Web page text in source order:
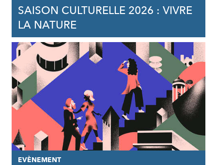
SAISON CULTURELLE 2026 : VIVRE
LA NATURE
EVÈNEMENT